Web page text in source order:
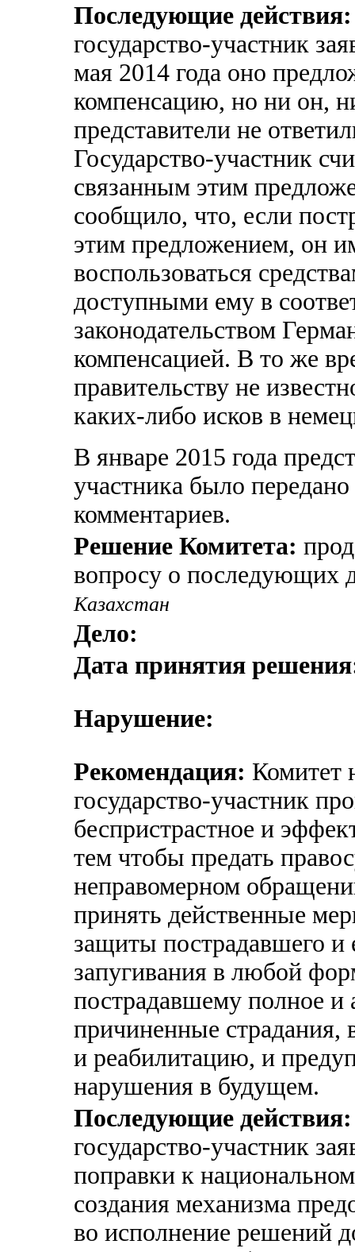
Последующие действия:
государство-участник
мая 2014 года оно
компенсацию, но ни он,
представители не
Государство-участник
связанным этим
сообщило, что, если
этим предложением, он
воспользоваться
доступными ему в
законодательством
компенсацией. В то же
правительству не
каких-либо исков в
В январе 2015 года
участника было
комментариев.
Решение Комитета:
вопросу о последующих
Казахстан
Дело:
Дата принятия
Нарушение:
Рекомендация: Комитет
государство-участник
беспристрастное и
тем чтобы предать
неправомерном
принять действенные
защиты пострадавшего и
запугивания в любой
пострадавшему полное и
причиненные страдания,
и реабилитацию, и
нарушения в будущем.
Последующие действия:
государство-участник
поправки к
создания механизма
во исполнение решений